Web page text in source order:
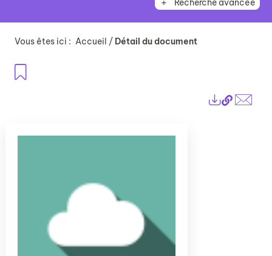
Recherche avancée
Vous êtes ici : Accueil / Détail du document
Lien